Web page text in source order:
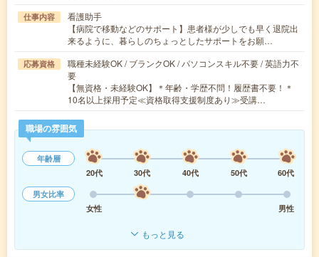
仕事内容
看護助手
【病院で移動などのサポート】患者様が少しでも早く退院出
来るように、暮らしのちょっとしたサポートをお願…
応募資格
職種未経験OK / ブランクOK / パソコンスキル不要 / 英語力不
要
【無資格・未経験OK】＊年齢・学歴不問！履歴書不要！＊
10名以上採用予定≪資格取得支援制度あり≫受講…
職場の雰囲気
年齢層
20代
30代 40代 50代
60代
男女比率
女性
男性
もっと見る